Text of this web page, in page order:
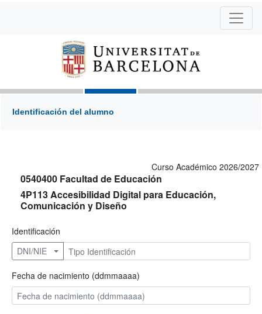
Identificación del alumno
Curso Académico 2026/2027
0540400 Facultad de Educación
4P113 Accesibilidad Digital para Educación,
Comunicación y Diseño
Identificación
DNI/NIE
Fecha de nacimiento (ddmmaaaa)